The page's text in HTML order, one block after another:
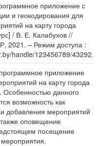
приложение с
и геокодирования для
на карту города
/ В. Е. Калабухов //
2021. – Режим доступа :
handle/123456789/43292.
приложение
на карту города
Особенностью данного
возможность как
добавления мероприятий
оповещение
посещение